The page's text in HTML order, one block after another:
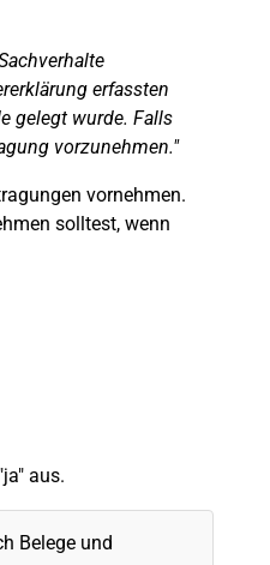
erfassten
gelegt wurde. Falls
vorzunehmen."
vornehmen.
solltest, wenn
aus.
Belege und